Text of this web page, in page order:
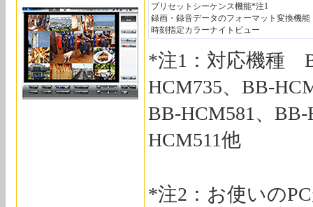
プリセットシーケンス機能*注1
録画・録音データのフォーマット変換機能
時刻指定カラーナイトビュー
*注1：対応機種
HCM735、BB-
BB-HCM581、
HCM511他
*注2：お使いの